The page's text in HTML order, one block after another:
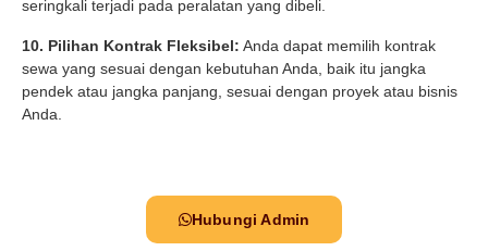
seringkali terjadi pada peralatan yang dibeli.
10. Pilihan Kontrak Fleksibel: Anda dapat memilih kontrak
sewa yang sesuai dengan kebutuhan Anda, baik itu jangka
pendek atau jangka panjang, sesuai dengan proyek atau bisnis
Anda.
Hubungi Admin